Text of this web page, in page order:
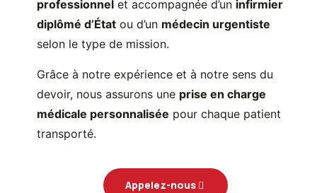
professionnel et accompagnée d’un infirmier
diplômé d’État ou d’un médecin urgentiste
selon le type de mission.
Grâce à notre expérience et à notre sens du
devoir, nous assurons une prise en charge
médicale personnalisée pour chaque patient
transporté.
Appelez-nous